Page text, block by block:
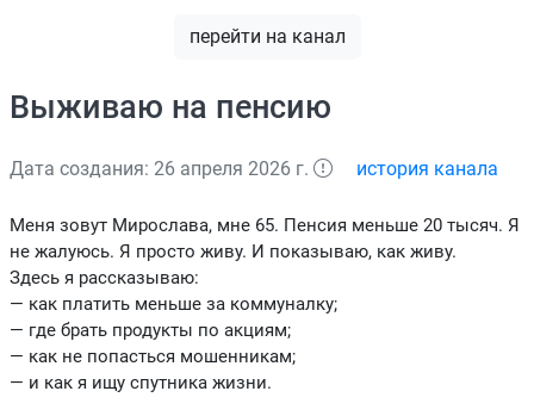
перейти на канал
Выживаю на пенсию
Дата создания: 26 апреля 2026 г. история канала
Меня зовут Мирослава, мне 65. Пенсия меньше 20 тысяч. Я
не жалуюсь. Я просто живу. И показываю, как живу.
Здесь я рассказываю:
— как платить меньше за коммуналку;
— где брать продукты по акциям;
— как не попасться мошенникам;
— и как я ищу спутника жизни.